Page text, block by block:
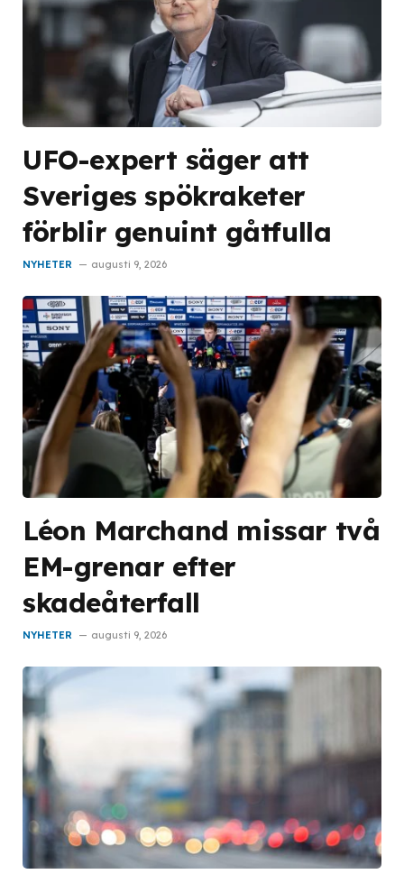
UFO-expert säger att
Sveriges spökraketer
förblir genuint gåtfulla
NYHETER augusti 9, 2026
Léon Marchand missar två
EM-grenar efter
skadeåterfall
NYHETER augusti 9, 2026